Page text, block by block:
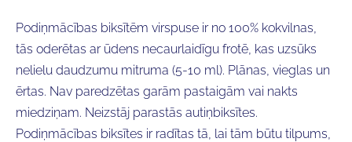
Podiņmācības biksītēm virspuse ir no 100% kokvilnas,
tās oderētas ar ūdens necaurlaidīgu frotē, kas uzsūks
nelielu daudzumu mitruma (5-10 ml). Plānas, vieglas un
ērtas. Nav paredzētas garām pastaigām vai nakts
miedziņam. Neizstāj parastās autiņbiksītes.
Podiņmācības biksītes ir radītas tā, lai tām būtu tilpums,